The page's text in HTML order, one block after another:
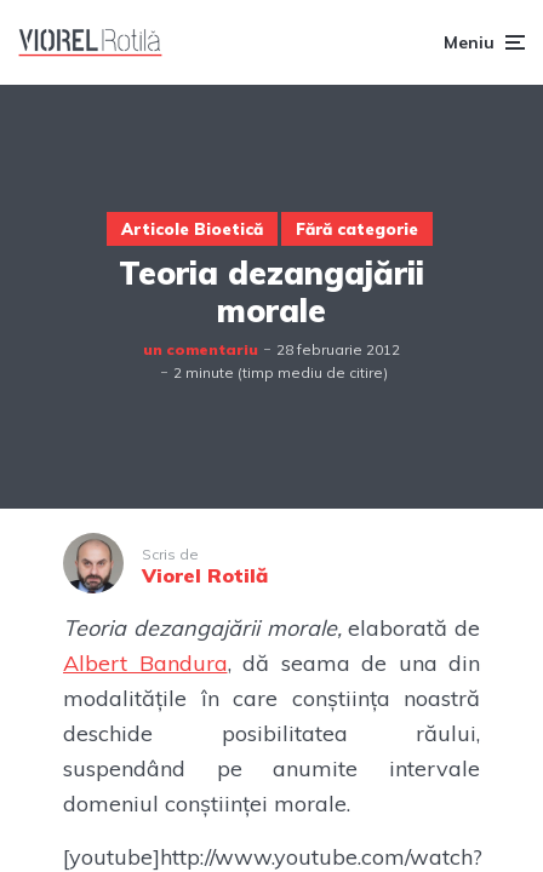
Meniu
Articole Bioetică Fără categorie
Teoria dezangajării
morale
un comentariu
28 februarie 2012
2 minute (timp mediu de citire)
Scris de
Viorel Rotilă
Teoria dezangajării morale,elaborată de
Albert Bandura, dă seama de una din
modalitățile în care conștiința noastră
deschide posibilitatea răului,
suspendând pe anumite intervale
domeniul conștiinței morale.
[youtube]http://www.youtube.com/watch?